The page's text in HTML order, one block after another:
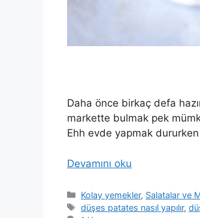
Daha önce birkaç defa
markette bulmak pek
Ehh evde yapmak
Devamını oku
Kategoriler
Kolay yemekler, Salatalar ve
Etiketler
düşes patates nasıl yapılır,